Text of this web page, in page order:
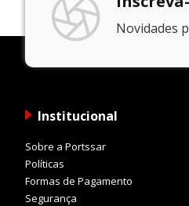
Novidades
Institucional
Sobre a Portssar
Políticas
Formas de Pagamento
Segurança